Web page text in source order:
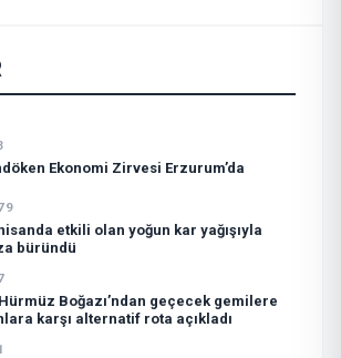
Ekonomi Zirvesi Erzurum’da
etkili olan yoğun kar yağışıyla
büründü
Boğazı’ndan geçecek gemilere
karşı alternatif rota açıkladı